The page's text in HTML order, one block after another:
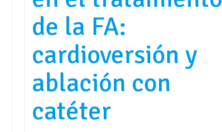
de la FA:
cardioversión y
ablación con
catéter